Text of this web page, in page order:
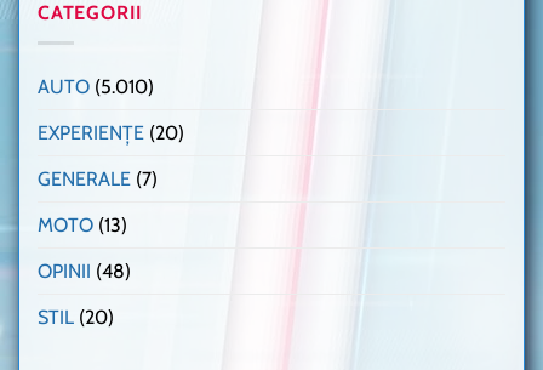
CATEGORII
AUTO (5.010)
EXPERIENȚE (20)
GENERALE (7)
MOTO (13)
OPINII (48)
STIL (20)